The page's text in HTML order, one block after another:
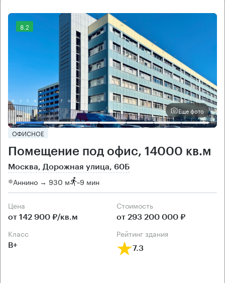
8.2
Еще фото
ОФИСНОЕ
Помещение под офис, 14000 кв.м
Москва, Дорожная улица, 60Б
Аннино → 930 м ~9 мин
Цена
от 142 900 ₽/кв.м
Cтоимость
от 293 200 000 ₽
класс
B+
рейтинг здания
7.3